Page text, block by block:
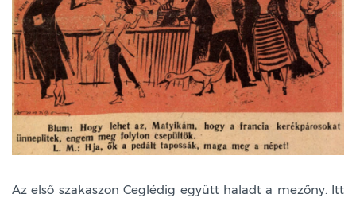
Az első szakaszon Ceglédig együtt haladt a mezőny. Itt